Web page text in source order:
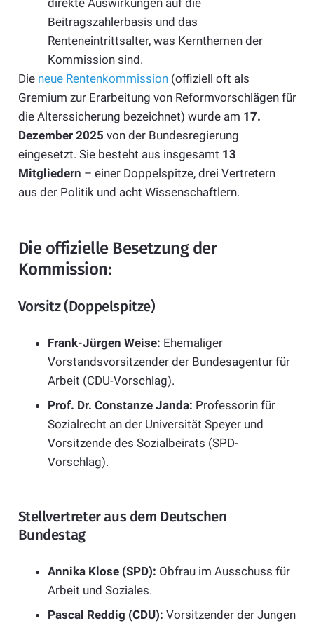
Beitragszahlerbasis und das
Renteneintrittsalter, was Kernthemen der
Kommission sind.
Die neue Rentenkommission(offiziell oft als
Gremium zur Erarbeitung von Reformvorschlägen für
die Alterssicherung bezeichnet) wurde am 17.
Dezember 2025 von der Bundesregierung
eingesetzt. Sie besteht aus insgesamt 13
Mitgliedern – einer Doppelspitze, drei Vertretern
aus der Politik und acht Wissenschaftlern.
Die offizielle Besetzung der
Kommission:
Vorsitz (Doppelspitze)
Frank-Jürgen Weise: Ehemaliger
Vorstandsvorsitzender der Bundesagentur für
Arbeit (CDU-Vorschlag).
Prof. Dr. Constanze Janda: Professorin für
Sozialrecht an der Universität Speyer und
Vorsitzende des Sozialbeirats (SPD-
Vorschlag).
Stellvertreter aus dem Deutschen
Bundestag
Annika Klose (SPD): Obfrau im Ausschuss für
Arbeit und Soziales.
Pascal Reddig (CDU): Vorsitzender der Jungen